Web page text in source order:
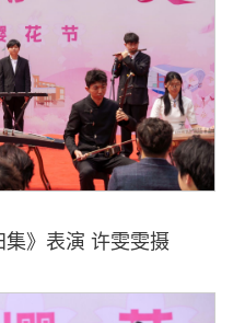
集》表演 许雯雯摄